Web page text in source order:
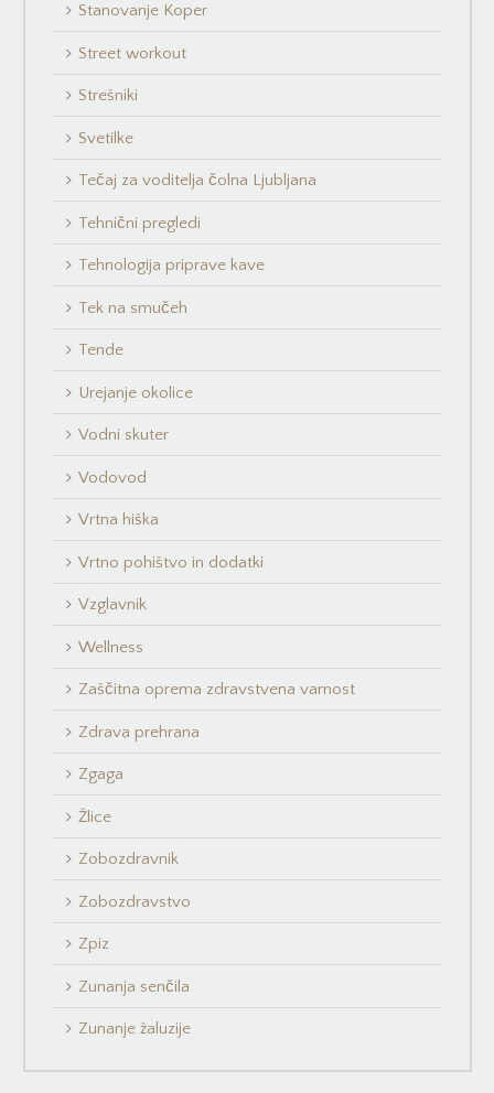
Stanovanje Koper
Street workout
Strešniki
Svetilke
Tečaj za voditelja čolna Ljubljana
Tehnični pregledi
Tehnologija priprave kave
Tek na smučeh
Tende
Urejanje okolice
Vodni skuter
Vodovod
Vrtna hiška
Vrtno pohištvo in dodatki
Vzglavnik
Wellness
Zaščitna oprema zdravstvena varnost
Zdrava prehrana
Zgaga
Žlice
Zobozdravnik
Zobozdravstvo
Zpiz
Zunanja senčila
Zunanje žaluzije